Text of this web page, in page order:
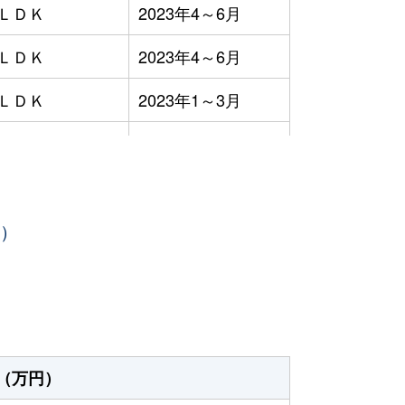
ＤＫ
2023年4～6月
ＤＫ
2023年4～6月
ＤＫ
2023年1～3月
ＤＫ
ＤＫ
2023年7～9月
万円）